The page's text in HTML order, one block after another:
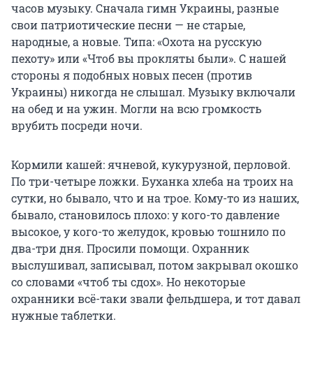
часов музыку. Сначала гимн Украины, разные
свои патриотические песни — не старые,
народные, а новые. Типа: «Охота на русскую
пехоту» или «Чтоб вы прокляты были». С нашей
стороны я подобных новых песен (против
Украины) никогда не слышал. Музыку включали
на обед и на ужин. Могли на всю громкость
врубить посреди ночи.
Кормили кашей: ячневой, кукурузной, перловой.
По три-четыре ложки. Буханка хлеба на троих на
сутки, но бывало, что и на трое. Кому-то из наших,
бывало, становилось плохо: у кого-то давление
высокое, у кого-то желудок, кровью тошнило по
два-три дня. Просили помощи. Охранник
выслушивал, записывал, потом закрывал окошко
со словами «чтоб ты сдох». Но некоторые
охранники всё-таки звали фельдшера, и тот давал
нужные таблетки.